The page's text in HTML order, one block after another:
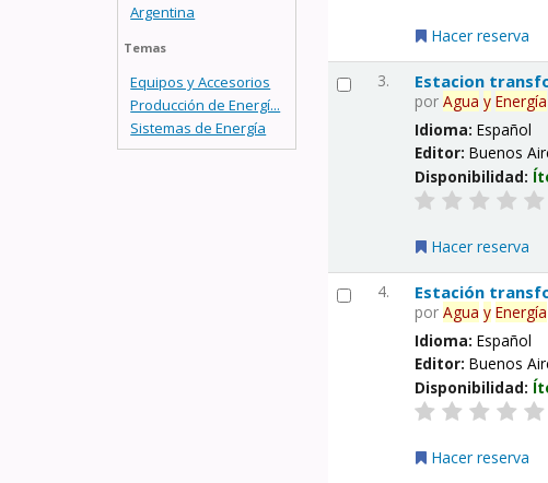
Argentina
Temas
Equipos y Accesorios
Producción de Energí...
Sistemas de Energía
Hacer reserva
3. Estacion
porAgua y Energía
Idioma:Español
Editor:Buenos
Disponibilidad:
Hacer reserva
4. Estación
porAgua y Energía
Idioma:Español
Editor:Buenos
Disponibilidad:
Hacer reserva